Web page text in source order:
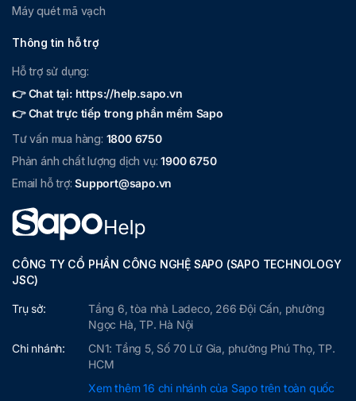
Máy quét mã vạch
Thông tin hỗ trợ
Hỗ trợ sử dụng:
👉 Chat tại: https://help.sapo.vn
👉 Chat trực tiếp trong phần mềm Sapo
Tư vấn mua hàng: 1800 6750
Phản ánh chất lượng dịch vụ:1900 6750
Email hỗ trợ:Support@sapo.vn
CÔNG TY CỔ PHẦN CÔNG NGHỆ SAPO (SAPO TECHNOLOGY
JSC)
Trụ sở:
Tầng 6, tòa nhà Ladeco, 266 Đội Cấn, phường
Ngọc Hà, TP. Hà Nội
Chi nhánh:
CN1: Tầng 5, Số 70 Lữ Gia, phường Phú Thọ, TP.
HCM
Xem thêm 16 chi nhánh của Sapo trên toàn quốc